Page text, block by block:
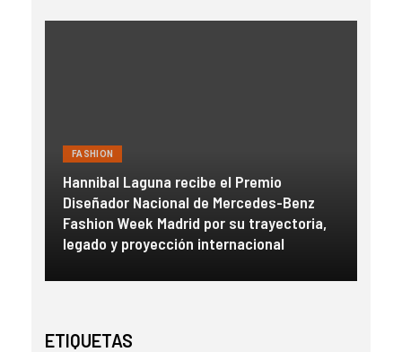
FASHION
Hannibal Laguna recibe el Premio
Diseñador Nacional de Mercedes-Benz
Fashion Week Madrid por su trayectoria,
legado y proyección internacional
ETIQUETAS